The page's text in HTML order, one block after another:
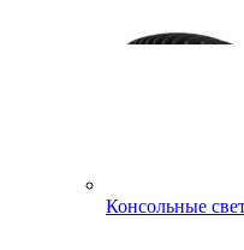
Консольные